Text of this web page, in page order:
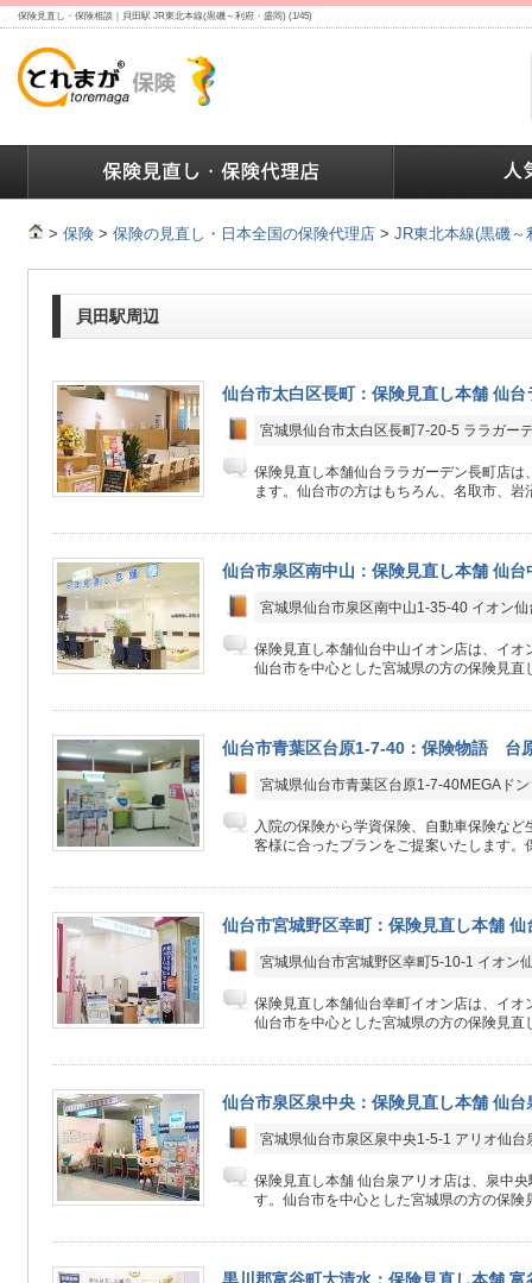
保険見直し・保険相談｜貝田駅 JR東北本線(黒磯～利府・盛岡) (1/45)
> 保険 > 保険の見直し・日本全国の保険代理店 > JR東北本線(黒磯～
貝田駅周辺
仙台市太白区長町：保険見直し本舗 仙
宮城県仙台市太白区長町7-20-5 ララガー
保険見直し本舗仙台ララガーデン長町店は
ます。仙台市の方はもちろん、名取市、岩
仙台市泉区南中山：保険見直し本舗 仙台
宮城県仙台市泉区南中山1-35-40 イオン
保険見直し本舗仙台中山イオン店は、イオ
仙台市を中心とした宮城県の方の保険見直
仙台市青葉区台原1-7-40：保険物語 台
宮城県仙台市青葉区台原1-7-40MEGAド
入院の保険から学資保険、自動車保険な
客様に合ったプランをご提案いたします。
仙台市宮城野区幸町：保険見直し本舗 仙
宮城県仙台市宮城野区幸町5-10-1 イオン
保険見直し本舗仙台幸町イオン店は、イオ
仙台市を中心とした宮城県の方の保険見直
仙台市泉区泉中央：保険見直し本舗 仙台
宮城県仙台市泉区泉中央1-5-1 アリオ仙台
保険見直し本舗 仙台泉アリオ店は、泉中
す。仙台市を中心とした宮城県の方の保険